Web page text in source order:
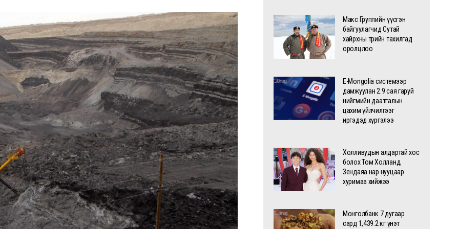
Макс Группийн үүсгэн
байгуулагчид Сутай
хайрхны төрийн тахилгад
оролцлоо
E-Mongolia системээр
дамжуулан 2.9 сая гаруй
нийгмийн даатгалын
цахим үйлчилгээг
иргэдэд хүргэлээ
Холливудын алдартай хос
болох Том Холланд,
Зендаяа нар нууцаар
хуримаа хийжээ
Монголбанк 7 дугаар
сард 1,439.2 кг үнэт